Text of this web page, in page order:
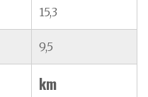
15,3
9,5
km